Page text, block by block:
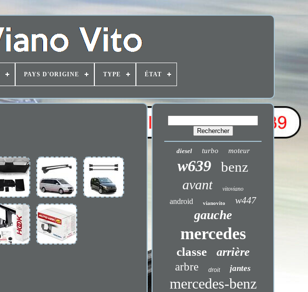
PAYS D'ORIGINE TYPE ÉTAT
diesel turbo moteur
w639 benz
avant vitoviano
android vianovito w447
gauche
mercedes
classe arrière
arbre droit jantes
mercedes-benz